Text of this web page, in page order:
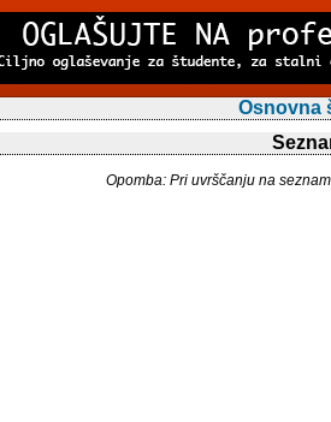
Osnovna
Opomba: Pri uvrščanju na